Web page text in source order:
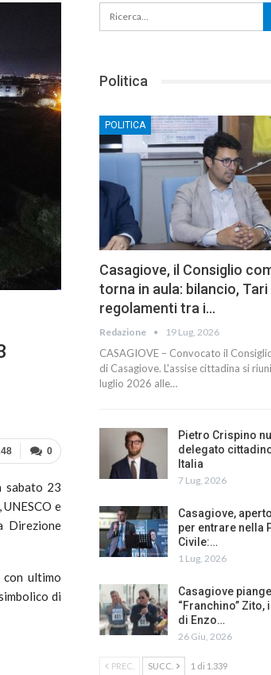
0
sabato 23
e
Direzione
con ultimo
di
Politica
POLITICA
Casagiove, il Consiglio
torna in aula: bilancio, Tari
regolamenti tra i…
Redazione 19 Lug, 2026
CASAGIOVE – Convocato il
di Casagiove. L'assise cittadina si
luglio 2026 alle…
Pietro Crispino
delegato
Italia
7 Lug, 2026
Casagiove,
per entrare nella
Civile:…
1 Lug, 2026
Casagiove piange
“Franchino”
di Enzo…
26 Giu, 2026
PREC. SUCC. 1 di 1.339